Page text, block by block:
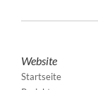
Website
Startseite